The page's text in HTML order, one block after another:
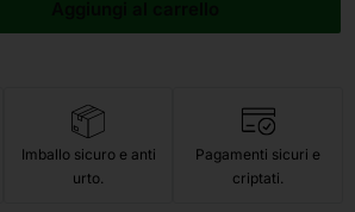
Imballo sicuro e anti
urto.
Pagamenti sicuri e
criptati.